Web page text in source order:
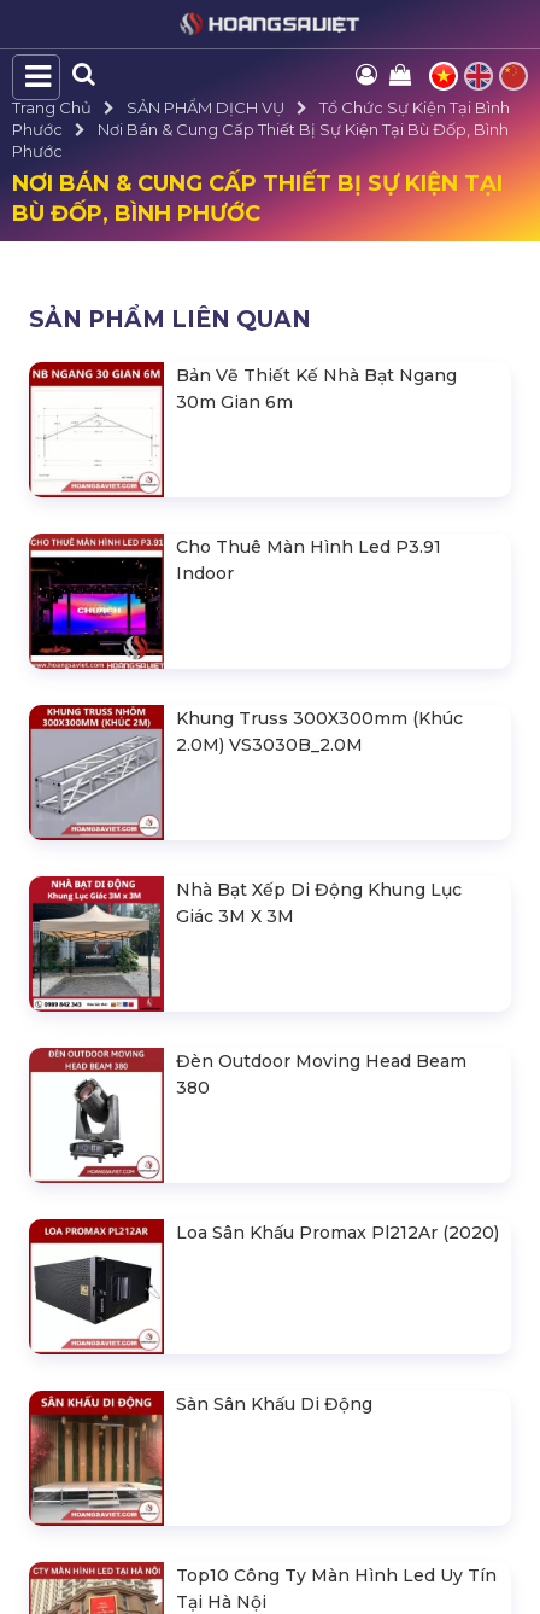
Trang Chủ SẢN PHẨM DỊCH VỤ
Tổ Chức Sự Kiện Tại Bình
Phước
Nơi Bán & Cung Cấp Thiết Bị Sự Kiện Tại Bù Đốp, Bình
Phước
NƠI BÁN & CUNG CẤP THIẾT BỊ SỰ KIỆN TẠI
BÙ ĐỐP, BÌNH PHƯỚC
SẢN PHẨM LIÊN QUAN
Bản Vẽ Thiết Kế Nhà Bạt Ngang
30m Gian 6m
Cho Thuê Màn Hình Led P3.91
Indoor
Khung Truss 300X300mm (Khúc
2.0M) VS3030B_2.0M
Nhà Bạt Xếp Di Động Khung Lục
Giác 3M X 3M
Đèn Outdoor Moving Head Beam
380
Loa Sân Khấu Promax Pl212Ar (2020)
Sàn Sân Khấu Di Động
Top10 Công Ty Màn Hình Led Uy Tín
Tại Hà Nội